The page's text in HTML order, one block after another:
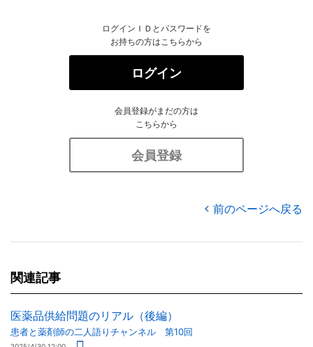
ログインＩＤとパスワードを
お持ちの方はこちらから
ログイン
会員登録がまだの方は
こちらから
会員登録
前のページへ戻る
関連記事
医薬品供給問題のリアル（後編）
患者と薬剤師の二人語りチャンネル 第10回